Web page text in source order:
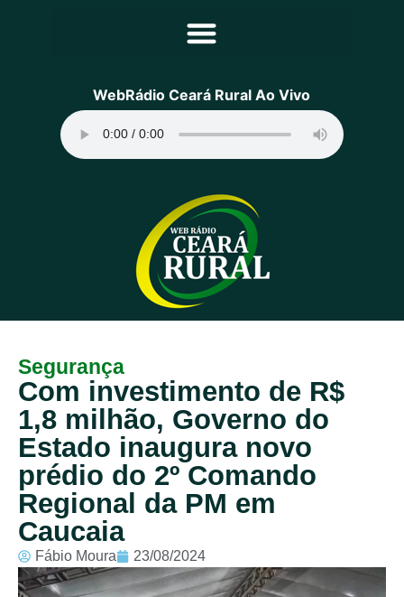
Principal
Programação
Equipe
Contato
Sobre
WebRádio Ceará Rural Ao Vivo
Segurança
Com investimento de R$
1,8 milhão, Governo do
Estado inaugura novo
prédio do 2º Comando
Regional da PM em
Caucaia
Fábio Moura 23/08/2024